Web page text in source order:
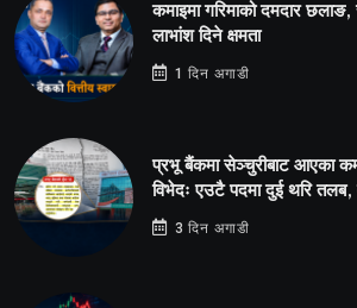
कमाइमा गरिमाको दमदार
लाभांश दिने क्षमता
1 दिन अगाडी
प्रभू बैंकमा सेञ्चुरीबाट आएका
विभेदः एउटै पदमा दुई थरि तलब,
3 दिन अगाडी